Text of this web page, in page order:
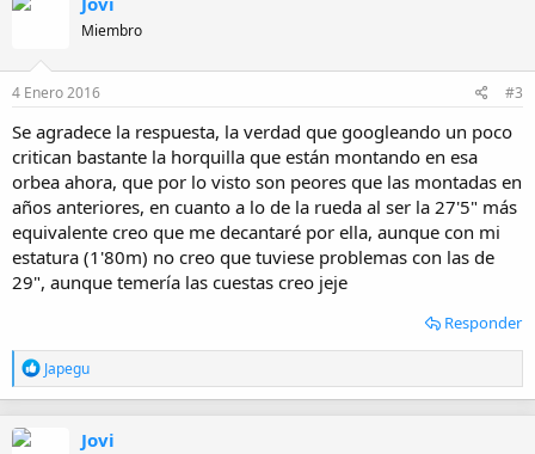
Miembro
4 Enero 2016 #3
Se agradece la respuesta, la verdad que googleando un poco
critican bastante la horquilla que están montando en esa
orbea ahora, que por lo visto son peores que las montadas en
años anteriores, en cuanto a lo de la rueda al ser la 27'5" más
equivalente creo que me decantaré por ella, aunque con mi
estatura (1'80m) no creo que tuviese problemas con las de
29", aunque temería las cuestas creo jeje
Responder
R
e
a
Japegu
Jovi